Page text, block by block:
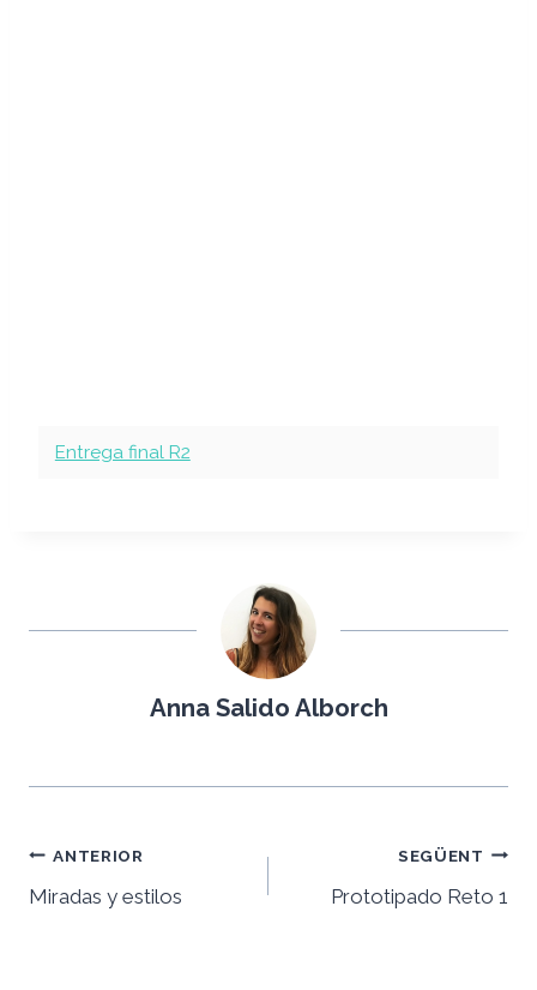
Entrega final R2
Anna Salido Alborch
Navegació
d'entrades
ANTERIOR
Miradas y estilos
SEGÜENT
Prototipado Reto 1